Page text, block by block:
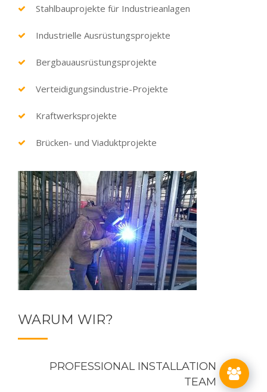
Stahlbauprojekte für Industrieanlagen
Industrielle Ausrüstungsprojekte
Bergbauausrüstungsprojekte
Verteidigungsindustrie-Projekte
Kraftwerksprojekte
Brücken- und Viaduktprojekte
WARUM WIR?
PROFESSIONAL INSTALLATION
TEAM